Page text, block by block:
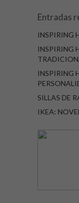
Entradas
INSPIRING
INSPIRING
INSPIRING
SILLAS DE
IKEA: